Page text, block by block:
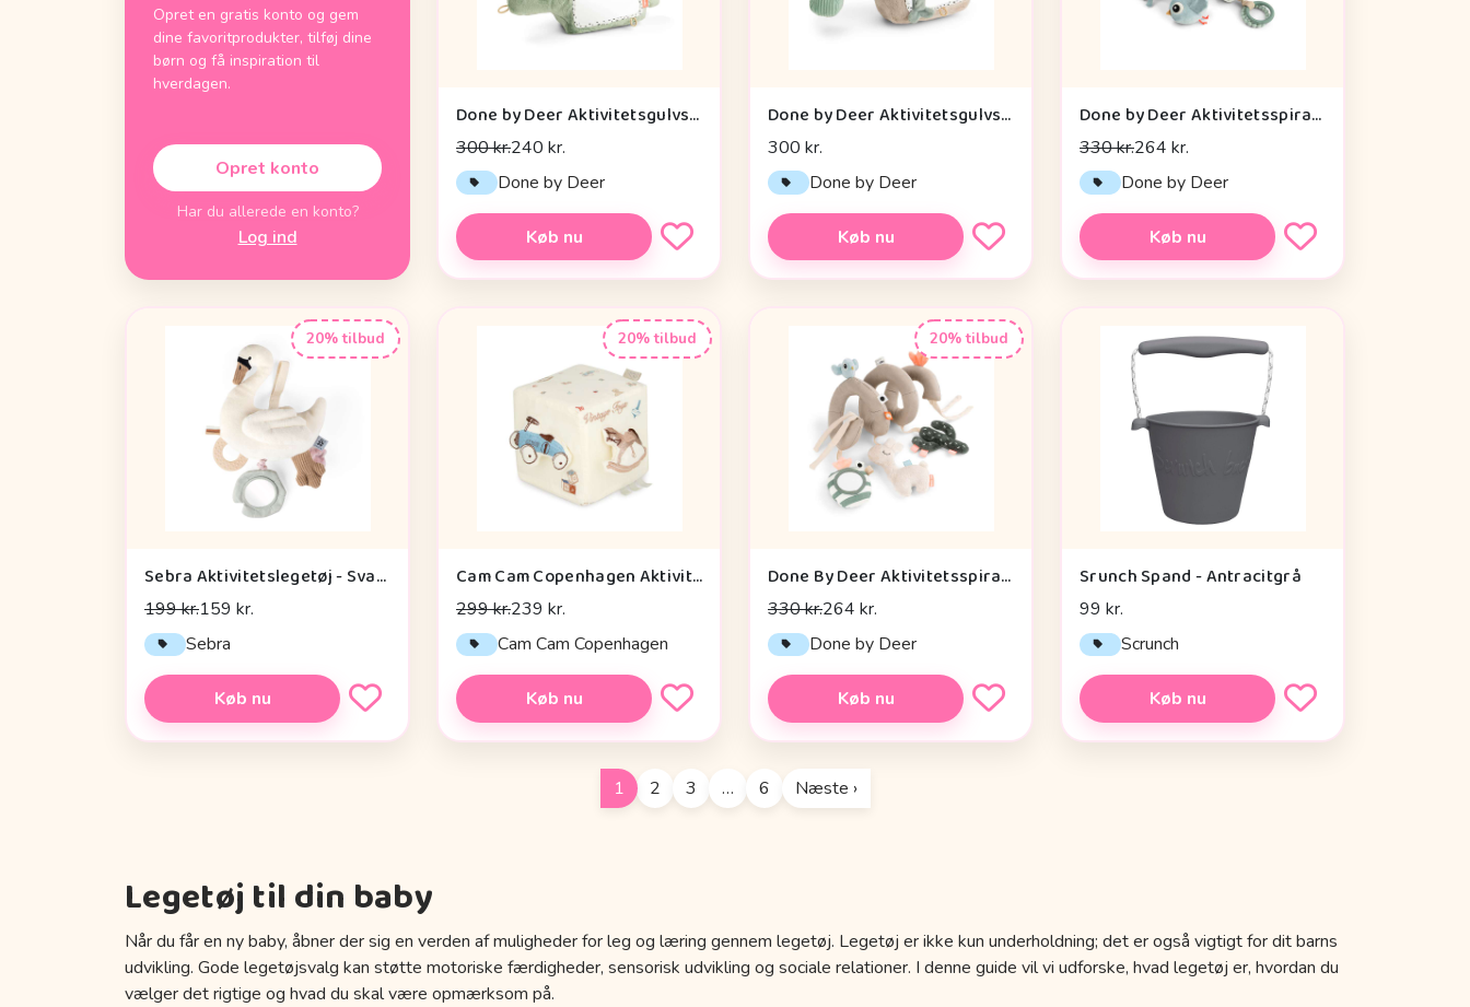
Opret en gratis konto og gem
dine favoritprodukter, tilføj dine
børn og få inspiration til
hverdagen.
Opret konto
Har du allerede en konto?
Log ind
Done by Deer Aktivitetsgulvspejl - Croco - Grøn
300 kr.240 kr.
Done by Deer
Køb nu
Done by Deer Aktivitetsgulvspejl - Dotti - Sand
300 kr.
Done by Deer
Køb nu
Done by Deer Aktivitetsspiral - Celebration - Blå
330 kr.264 kr.
Done by Deer
Køb nu
20% tilbud
Sebra Aktivitetslegetøj - Svane
199 kr.159 kr.
Sebra
Køb nu
20% tilbud
Cam Cam Copenhagen Aktivitetsterning - OCS - Vintage Toys
299 kr.239 kr.
Cam Cam Copenhagen
Køb nu
20% tilbud
Done By Deer Aktivitetsspiral - Lalee Sand
330 kr.264 kr.
Done by Deer
Køb nu
Srunch Spand - Antracitgrå
99 kr.
Scrunch
Køb nu
1 2 3 … 6 Næste ›
Legetøj til din baby
Når du får en ny baby, åbner der sig en verden af muligheder for leg og læring gennem legetøj. Legetøj er ikke kun underholdning; det er også vigtigt for dit barns
udvikling. Gode legetøjsvalg kan støtte motoriske færdigheder, sensorisk udvikling og sociale relationer. I denne guide vil vi udforske, hvad legetøj er, hvordan du
vælger det rigtige og hvad du skal være opmærksom på.